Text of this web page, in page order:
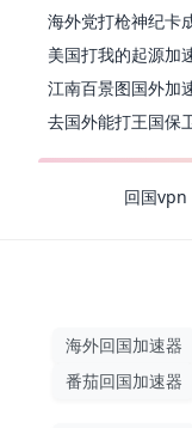
回国vpn
海外回国加速器
番茄回国加速器